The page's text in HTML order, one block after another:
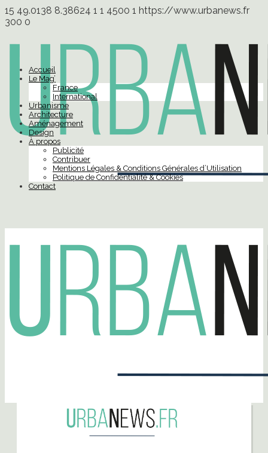
15 49.0138 8.38624 1 1 4500 1 https://www.urbanews.fr
300 0
Accueil
Le Mag’
France
International
Urbanisme
Architecture
Aménagement
Design
À propos
Publicité
Contribuer
Mentions Légales & Conditions Générales d’Utilisation
Politique de Confidentialité & Cookies
Contact